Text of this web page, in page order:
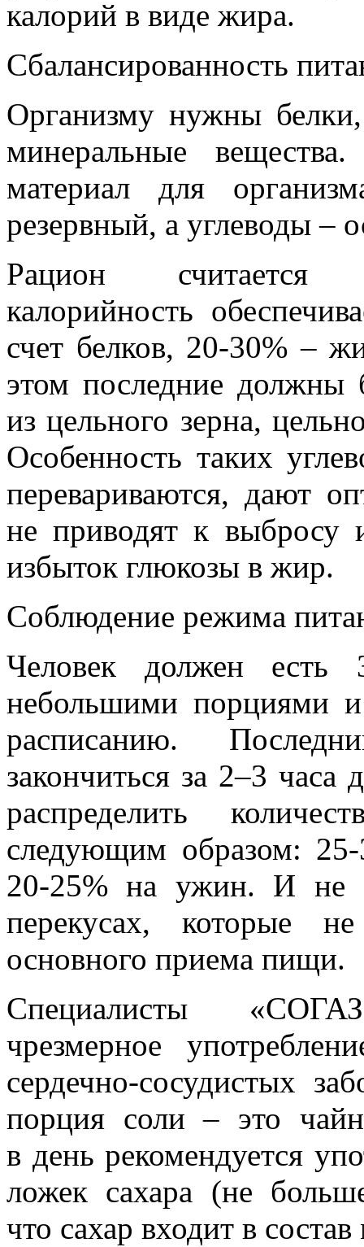
калорий в виде жира.
Сбалансированность
Организму нужны
минеральные
материал для
резервный, а углеводы –
Рацион считается
калорийность
счет белков, 20-30% –
этом последние
из цельного зерна,
Особенность таких
перевариваются, дают
не приводят к выбросу
избыток глюкозы в жир.
Соблюдение режима
Человек должен есть
небольшими порциями
расписанию.
закончиться за 2–3
распределить
следующим образом:
20-25% на ужин. И не
перекусах, которые
основного приема пищи.
Специалисты
чрезмерное
сердечно-сосудистых
порция соли – это
в день рекомендуется
ложек сахара (не
что сахар входит в